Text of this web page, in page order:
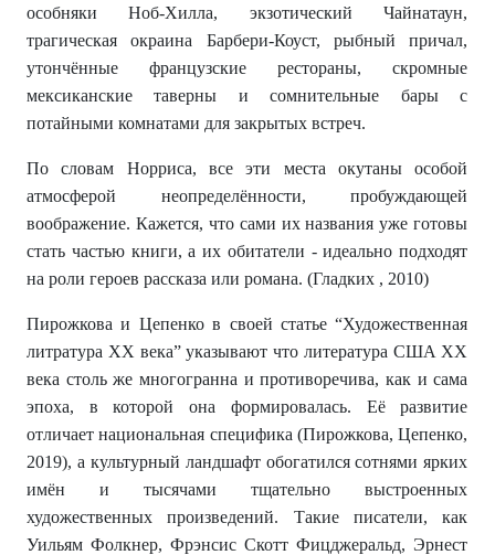
особняки Ноб-Хилла, экзотический Чайнатаун,
трагическая окраина Барбери-Коуст, рыбный причал,
утончённые французские рестораны, скромные
мексиканские таверны и сомнительные бары с
потайными комнатами для закрытых встреч.
По словам Норриса, все эти места окутаны особой
атмосферой неопределённости, пробуждающей
воображение. Кажется, что сами их названия уже готовы
стать частью книги, а их обитатели - идеально подходят
на роли героев рассказа или романа. (Гладких , 2010)
Пирожкова и Цепенко в своей статье “Художественная
литратура XX века” указывают что литература США XX
века столь же многогранна и противоречива, как и сама
эпоха, в которой она формировалась. Её развитие
отличает национальная специфика (Пирожкова, Цепенко,
2019), а культурный ландшафт обогатился сотнями ярких
имён и тысячами тщательно выстроенных
художественных произведений. Такие писатели, как
Уильям Фолкнер, Фрэнсис Скотт Фицджеральд, Эрнест